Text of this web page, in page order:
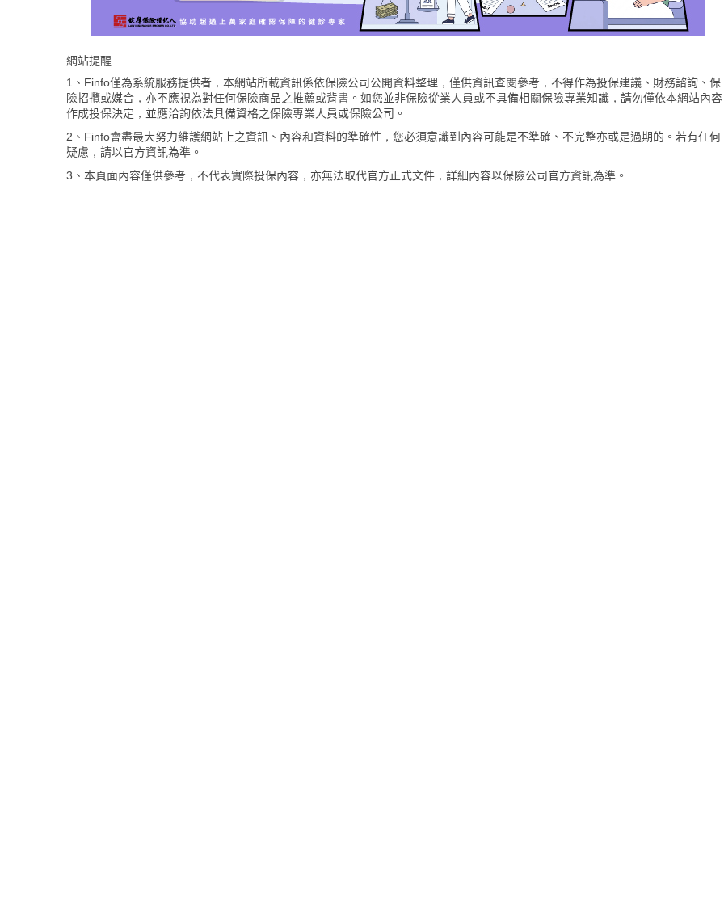
網站提醒
1、Finfo僅為系統服務提供者，本網站所載資訊係依保險公司公開資料整理，僅供資訊查閱參考，不得作為投保建議、財務諮詢、保
險招攬或媒合，亦不應視為對任何保險商品之推薦或背書。如您並非保險從業人員或不具備相關保險專業知識，請勿僅依本網站內容
作成投保決定，並應洽詢依法具備資格之保險專業人員或保險公司。
2、Finfo會盡最大努力維護網站上之資訊、內容和資料的準確性，您必須意識到內容可能是不準確、不完整亦或是過期的。若有任何
疑慮，請以官方資訊為準。
3、本頁面內容僅供參考，不代表實際投保內容，亦無法取代官方正式文件，詳細內容以保險公司官方資訊為準。